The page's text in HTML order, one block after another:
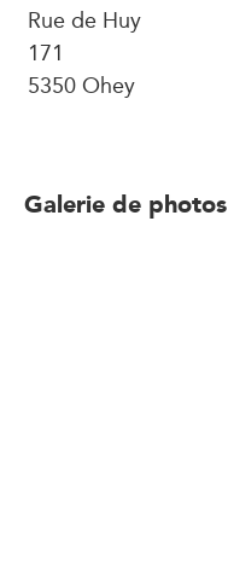
Rue de Huy
171
5350 Ohey
Galerie de photos